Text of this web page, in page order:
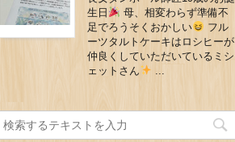
生日
母、相変わらず準備不
足でろうそくおかしい
フル
ーツタルトケーキはロシヒーが
仲良くしていただいているミシ
ェットさん
...